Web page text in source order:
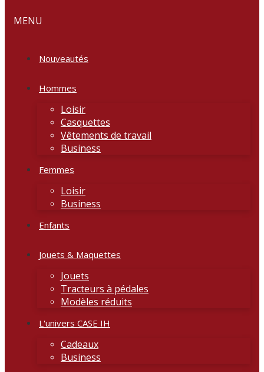
MENU
Nouveautés
Hommes
Loisir
Casquettes
Vêtements de travail
Business
Femmes
Loisir
Business
Enfants
Jouets & Maquettes
Jouets
Tracteurs à pédales
Modèles réduits
L'univers CASE IH
Cadeaux
Business